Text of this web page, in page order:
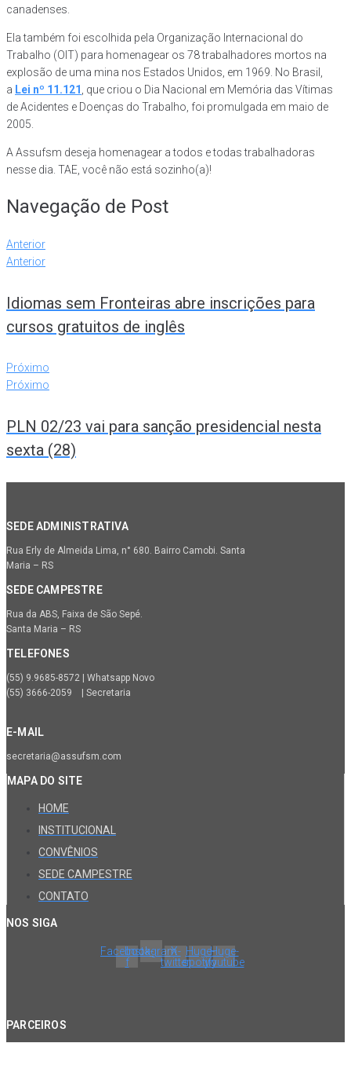
canadenses.
Ela também foi escolhida pela Organização Internacional do
Trabalho (OIT) para homenagear os 78 trabalhadores mortos na
explosão de uma mina nos Estados Unidos, em 1969. No Brasil,
a Lei nº 11.121
, que criou o Dia Nacional em Memória das Vítimas
de Acidentes e Doenças do Trabalho, foi promulgada em maio de
2005.
A Assufsm deseja homenagear a todos e todas trabalhadoras
nesse dia. TAE, você não está sozinho(a)!
Navegação de Post
Anterior
Anterior
Idiomas sem Fronteiras abre inscrições para
cursos gratuitos de inglês
Próximo
Próximo
PLN 02/23 vai para sanção presidencial nesta
sexta (28)
SEDE ADMINISTRATIVA
Rua Erly de Almeida Lima, n° 680. Bairro Camobi. Santa
Maria – RS
SEDE CAMPESTRE
Rua da ABS, Faixa de São Sepé.
Santa Maria – RS
TELEFONES
(55) 9.9685-8572 | Whatsapp Novo
(55) 3666-2059 | Secretaria
E-MAIL
secretaria@assufsm.com
MAPA DO SITE
HOME
INSTITUCIONAL
CONVÊNIOS
SEDE CAMPESTRE
CONTATO
NOS SIGA
Facebook-
f
InstagramX-
twitter
Huge-
spotify
Huge-
youtube
PARCEIROS